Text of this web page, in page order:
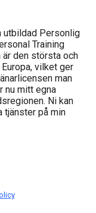
utbildad Personlig
Training
den största och
vilket ger
man
nu mitt egna
Ni kan
tjänster på min